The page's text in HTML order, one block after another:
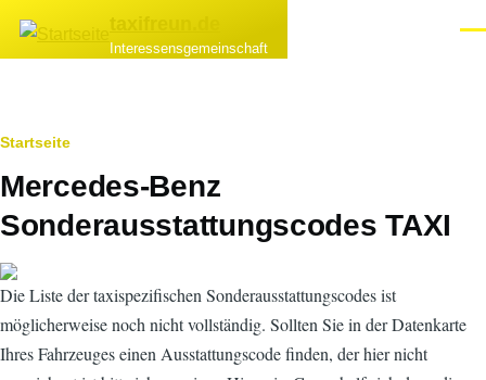
Direkt zum Inhalttaxifreun.de
Interessensgemeinschaft
Pfadnavigation
Startseite
Mercedes-Benz
Sonderausstattungscodes TAXI
Die Liste der taxispezifischen Sonderausstattungscodes ist
möglicherweise noch nicht vollständig. Sollten Sie in der Datenkarte
Ihres Fahrzeuges einen Ausstattungscode finden, der hier nicht